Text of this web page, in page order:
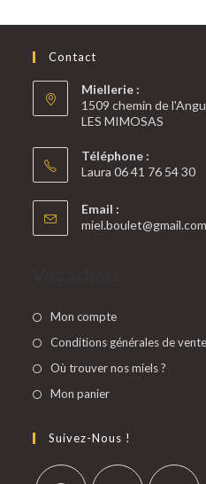
Contact
Miellerie :
1509 chemin de
LES MIMOSAS
Téléphone :
Laura 06 41 76 54 30
Email :
miel.boulet@gmail.com
Mon compte
Conditions générales de vente
Où trouver nos miels ?
Mon panier
Suivez-Nous !